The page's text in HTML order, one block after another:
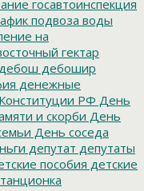
госавтоинспекция
подвоза воды
на
гектар
дебош дебошир
денежные
РФ День
и скорби День
День соседа
депутат депутаты
пособия детские